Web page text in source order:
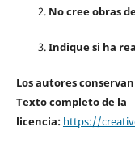
No cree obras
Indique si ha
Los autores
Texto completo de la
licencia: https://